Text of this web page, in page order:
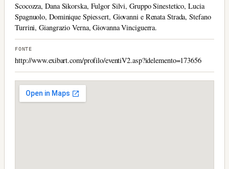
Scocozza, Dana Sikorska, Fulgor Silvi, Gruppo Sinestetico, Lucia
Spagnuolo, Dominique Spiessert, Giovanni e Renata Strada, Stefano
Turrini, Giangrazio Verna, Giovanna Vinciguerra.
FONTE
http://www.exibart.com/profilo/eventiV2.asp?idelemento=173656‬